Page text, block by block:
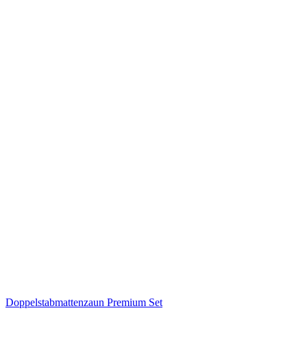
Doppelstabmattenzaun Premium Set